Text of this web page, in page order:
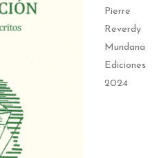
Pierre
Reverdy
Mundana
Ediciones
2024